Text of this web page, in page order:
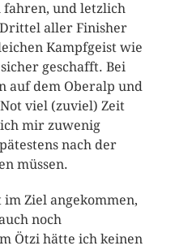
fahren, und letzlich
aller Finisher
Kampfgeist wie
geschafft. Bei
auf dem Oberalp und
viel (zuviel) Zeit
ich mir zuwenig
nach der
müssen.
Ziel angekommen,
noch
Ötzi hätte ich keinen